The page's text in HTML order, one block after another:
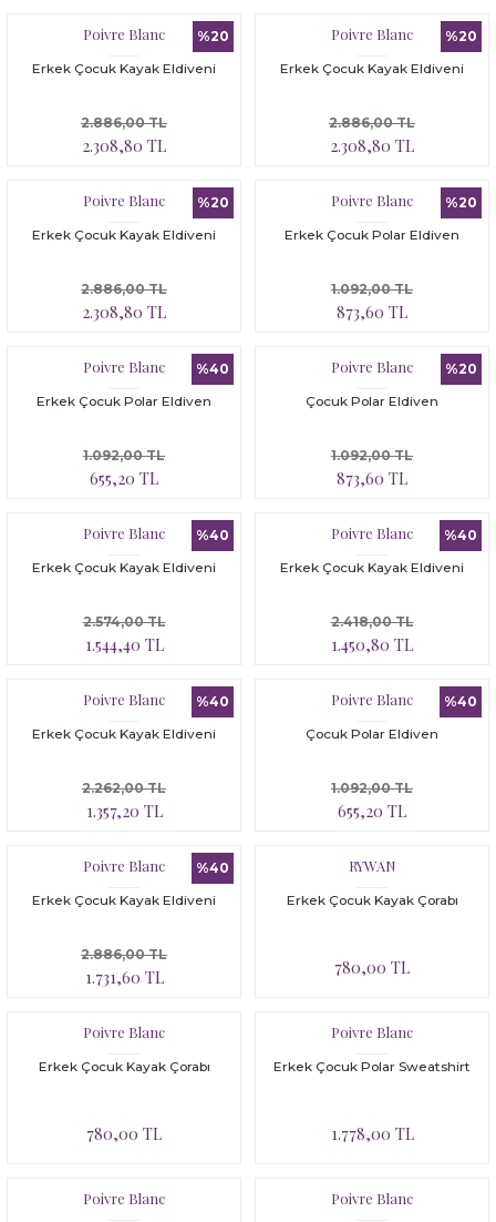
%20
Poivre Blanc
Erkek Çocuk Kayak Eldiveni
2.308,80 TL
2.886,00 TL
%20
Poivre Blanc
Erkek Çocuk Kayak Eldiveni
2.308,80 TL
2.886,00 TL
%20
Poivre Blanc
Erkek Çocuk Kayak Eldiveni
2.308,80 TL
2.886,00 TL
%20
Poivre Blanc
Erkek Çocuk Polar Eldiven
873,60 TL
1.092,00 TL
%40
Poivre Blanc
Erkek Çocuk Polar Eldiven
655,20 TL
1.092,00 TL
%20
Poivre Blanc
Çocuk Polar Eldiven
873,60 TL
1.092,00 TL
%40
Poivre Blanc
Erkek Çocuk Kayak Eldiveni
1.544,40 TL
2.574,00 TL
%40
Poivre Blanc
Erkek Çocuk Kayak Eldiveni
1.450,80 TL
2.418,00 TL
%40
Poivre Blanc
Erkek Çocuk Kayak Eldiveni
1.357,20 TL
2.262,00 TL
%40
Poivre Blanc
Çocuk Polar Eldiven
655,20 TL
1.092,00 TL
%40
Poivre Blanc
Erkek Çocuk Kayak Eldiveni
1.731,60 TL
2.886,00 TL
RYWAN
Erkek Çocuk Kayak Çorabı
780,00 TL
Poivre Blanc
Erkek Çocuk Kayak Çorabı
780,00 TL
Poivre Blanc
Erkek Çocuk Polar Sweatshirt
1.778,00 TL
Poivre Blanc Poivre Blanc